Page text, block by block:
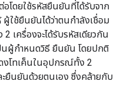
อโดยใช้รหัสยืนยันที่ได้รับจาก
ใช้ยืนยันได้ว่าตนกำลังเชื่อม
ครื่องจะได้รับรหัสเดียวกัน
ผู้กำหนดวิธี ยืนยัน โดยปกติ
งโทเค็นในอุปกรณ์ทั้ง 2
ะยืนยันด้วยตนเอง ซึ่งคล้ายกับ